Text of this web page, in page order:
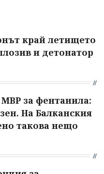
край летището
и детонатор
за фентанила:
На Балканския
такова нещо